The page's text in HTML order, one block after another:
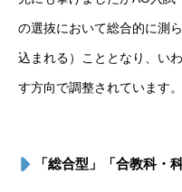
の選抜において総合的に測
込まれる）こととなり、い
す方向で調整されています。
「総合型」「合教科・